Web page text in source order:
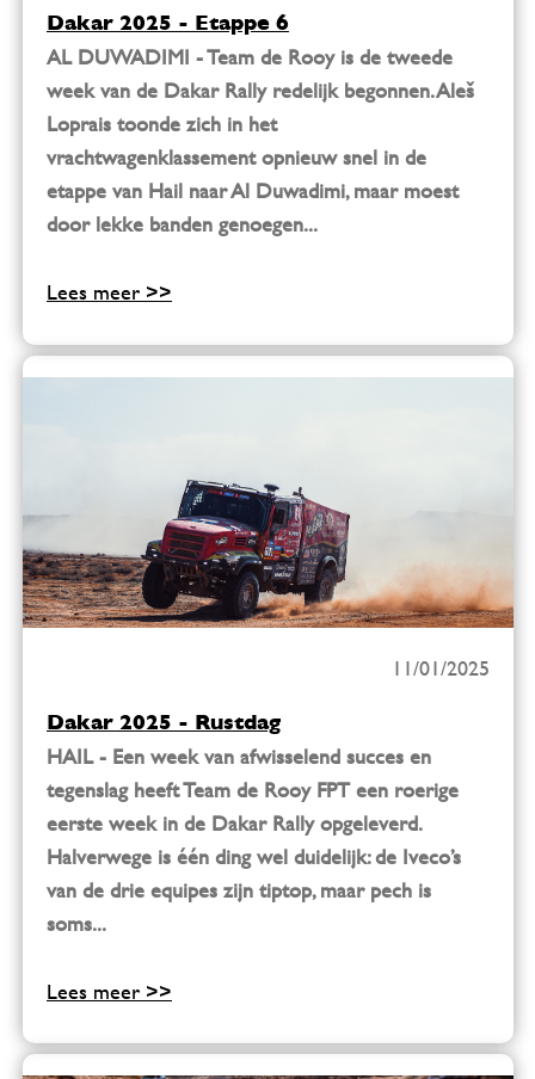
Dakar 2025 - Etappe 6
AL DUWADIMI - Team de Rooy is de tweede
week van de Dakar Rally redelijk begonnen. Aleš
Loprais toonde zich in het
vrachtwagenklassement opnieuw snel in de
etappe van Hail naar Al Duwadimi, maar moest
door lekke banden genoegen...
Lees meer >>
11/01/2025
Dakar 2025 - Rustdag
HAIL - Een week van afwisselend succes en
tegenslag heeft Team de Rooy FPT een roerige
eerste week in de Dakar Rally opgeleverd.
Halverwege is één ding wel duidelijk: de Iveco’s
van de drie equipes zijn tiptop, maar pech is
soms...
Lees meer >>